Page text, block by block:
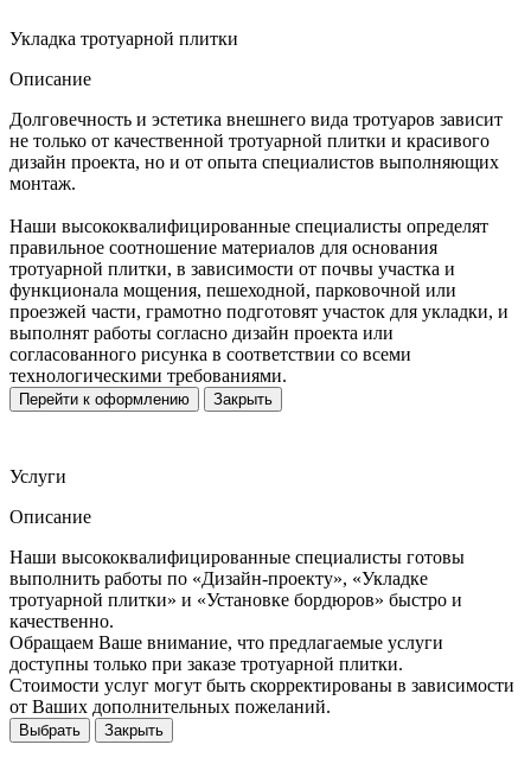
Укладка тротуарной плитки
Описание
Долговечность и эстетика внешнего вида тротуаров зависит
не только от качественной тротуарной плитки и красивого
дизайн проекта, но и от опыта специалистов выполняющих
монтаж.
Наши высококвалифицированные специалисты определят
правильное соотношение материалов для основания
тротуарной плитки, в зависимости от почвы участка и
функционала мощения, пешеходной, парковочной или
проезжей части, грамотно подготовят участок для укладки, и
выполнят работы согласно дизайн проекта или
согласованного рисунка в соответствии со всеми
технологическими требованиями.
Перейти к оформлению Закрыть
Услуги
Описание
Наши высококвалифицированные специалисты готовы
выполнить работы по «Дизайн-проекту», «Укладке
тротуарной плитки» и «Установке бордюров» быстро и
качественно.
Обращаем Ваше внимание, что предлагаемые услуги
доступны только при заказе тротуарной плитки.
Стоимости услуг могут быть скорректированы в зависимости
от Ваших дополнительных пожеланий.
Выбрать Закрыть